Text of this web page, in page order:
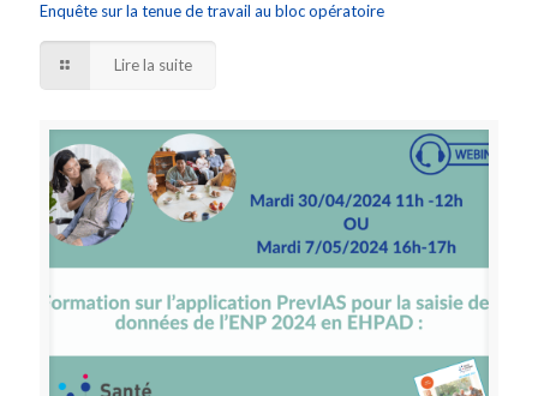
Enquête sur la tenue de travail au bloc opératoire
Lire la suite